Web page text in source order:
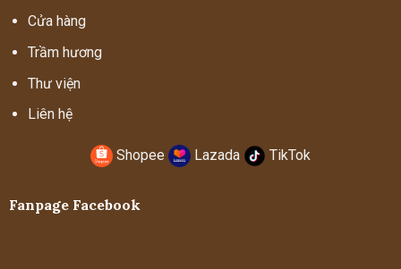
Cửa hàng
Trầm hương
Thư viện
Liên hệ
Shopee Lazada TikTok
Fanpage Facebook